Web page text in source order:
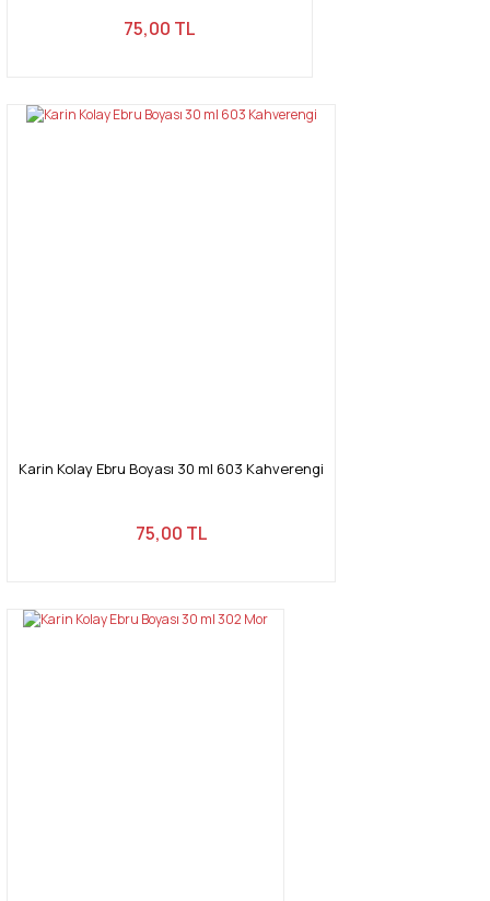
75,00 TL
Karin Kolay Ebru Boyası 30 ml 603 Kahverengi
75,00 TL